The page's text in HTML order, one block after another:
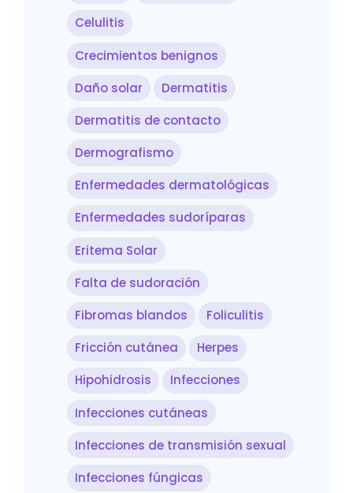
Celulitis
Crecimientos benignos
Daño solar
Dermatitis
Dermatitis de contacto
Dermografismo
Enfermedades dermatológicas
Enfermedades sudoríparas
Eritema Solar
Falta de sudoración
Fibromas blandos
Foliculitis
Fricción cutánea
Herpes
Hipohidrosis
Infecciones
Infecciones cutáneas
Infecciones de transmisión sexual
Infecciones fúngicas